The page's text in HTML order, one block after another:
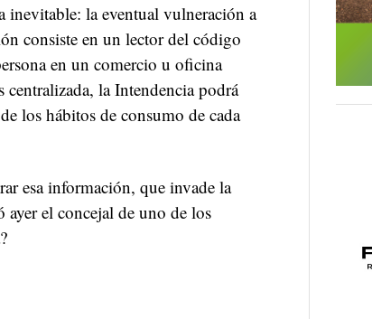
inevitable: la eventual vulneración a
consiste en un lector del código
en un comercio u oficina
centralizada, la Intendencia podrá
los hábitos de consumo de cada
esa información, que invade la
el concejal de uno de los